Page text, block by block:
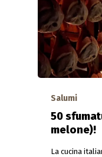
Salumi
50
melone)!
La cucina